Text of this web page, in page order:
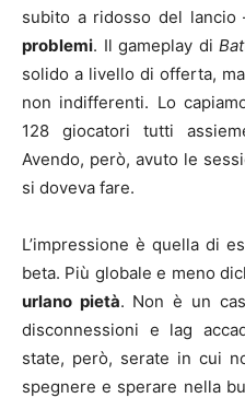
subito a ridosso del lancio
problemi. Il gameplay di
solido a livello di offerta,
non indifferenti. Lo
128 giocatori tutti
Avendo, però, avuto le
si doveva fare.
L’impressione è quella di
beta. Più globale e meno
urlano pietà. Non è un
disconnessioni e lag
state, però, serate in cui
spegnere e sperare nella